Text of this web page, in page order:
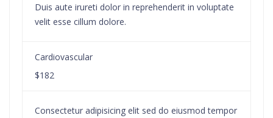
Duis aute irureti dolor in reprehenderit in voluptate
velit esse cillum dolore.
Cardiovascular
$182
Consectetur adipisicing elit sed do eiusmod tempor